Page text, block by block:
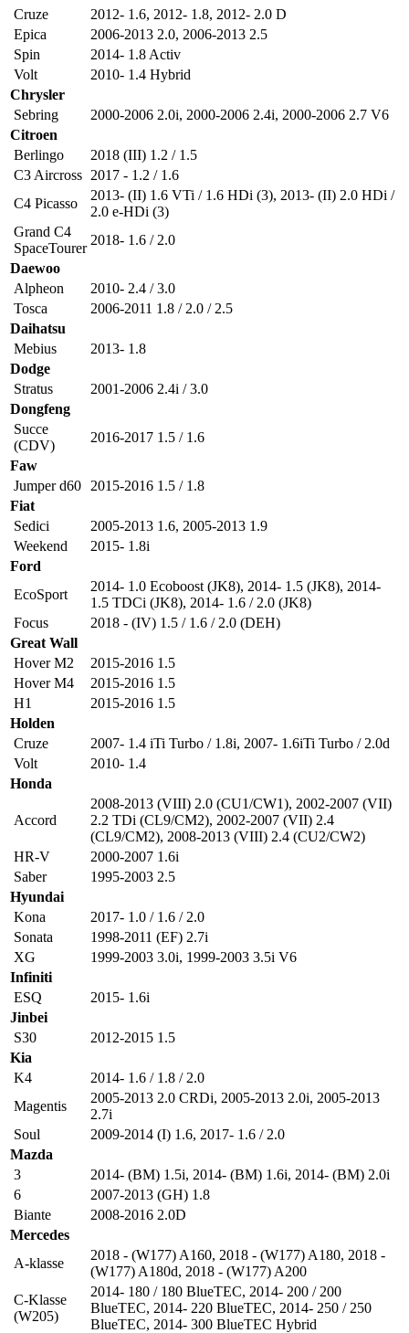
Cruze
2012- 1.6, 2012- 1.8, 2012- 2.0 D
Epica
2006-2013 2.0, 2006-2013 2.5
Spin
2014- 1.8 Activ
Volt
2010- 1.4 Hybrid
Chrysler
Sebring
2000-2006 2.0i, 2000-2006 2.4i, 2000-2006 2.7 V6
Citroen
Berlingo
2018 (III) 1.2 / 1.5
C3 Aircross 2017 - 1.2 / 1.6
C4 Picasso
2013- (II) 1.6 VTi / 1.6 HDi (3), 2013- (II) 2.0 HDi /
2.0 e-HDi (3)
Grand C4
SpaceTourer
2018- 1.6 / 2.0
Daewoo
Alpheon
2010- 2.4 / 3.0
Tosca
2006-2011 1.8 / 2.0 / 2.5
Daihatsu
Mebius
2013- 1.8
Dodge
Stratus
2001-2006 2.4i / 3.0
Dongfeng
Succe
(CDV)
2016-2017 1.5 / 1.6
Faw
Jumper d60
2015-2016 1.5 / 1.8
Fiat
Sedici
2005-2013 1.6, 2005-2013 1.9
Weekend
2015- 1.8i
Ford
EcoSport
2014- 1.0 Ecoboost (JK8), 2014- 1.5 (JK8), 2014-
1.5 TDCi (JK8), 2014- 1.6 / 2.0 (JK8)
Focus
2018 - (IV) 1.5 / 1.6 / 2.0 (DEH)
Great Wall
Hover M2
2015-2016 1.5
Hover M4
2015-2016 1.5
H1
2015-2016 1.5
Holden
Cruze
2007- 1.4 iTi Turbo / 1.8i, 2007- 1.6iTi Turbo / 2.0d
Volt
2010- 1.4
Honda
Accord
2008-2013 (VIII) 2.0 (CU1/CW1), 2002-2007 (VII)
2.2 TDi (CL9/CM2), 2002-2007 (VII) 2.4
(CL9/CM2), 2008-2013 (VIII) 2.4 (CU2/CW2)
HR-V
2000-2007 1.6i
Saber
1995-2003 2.5
Hyundai
Kona
2017- 1.0 / 1.6 / 2.0
Sonata
1998-2011 (EF) 2.7i
XG
1999-2003 3.0i, 1999-2003 3.5i V6
Infiniti
ESQ
2015- 1.6i
Jinbei
S30
2012-2015 1.5
Kia
K4
2014- 1.6 / 1.8 / 2.0
Magentis
2005-2013 2.0 CRDi, 2005-2013 2.0i, 2005-2013
2.7i
Soul
2009-2014 (I) 1.6, 2017- 1.6 / 2.0
Mazda
3
2014- (BM) 1.5i, 2014- (BM) 1.6i, 2014- (BM) 2.0i
6
2007-2013 (GH) 1.8
Biante
2008-2016 2.0D
Mercedes
A-klasse
2018 - (W177) A160, 2018 - (W177) A180, 2018 -
(W177) A180d, 2018 - (W177) A200
C-Klasse
(W205)
2014- 180 / 180 BlueTEC, 2014- 200 / 200
BlueTEC, 2014- 220 BlueTEC, 2014- 250 / 250
BlueTEC, 2014- 300 BlueTEC Hybrid